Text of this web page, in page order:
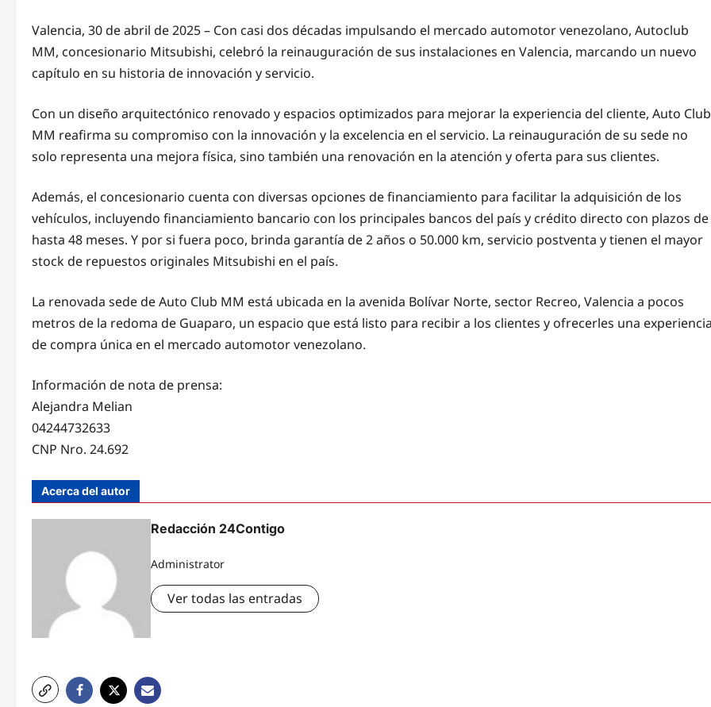
Valencia, 30 de abril de 2025 – Con casi dos décadas impulsando el mercado automotor venezolano, Autoclub
MM, concesionario Mitsubishi, celebró la reinauguración de sus instalaciones en Valencia, marcando un nuevo
capítulo en su historia de innovación y servicio.
Con un diseño arquitectónico renovado y espacios optimizados para mejorar la experiencia del cliente, Auto Club
MM reafirma su compromiso con la innovación y la excelencia en el servicio. La reinauguración de su sede no
solo representa una mejora física, sino también una renovación en la atención y oferta para sus clientes.
Además, el concesionario cuenta con diversas opciones de financiamiento para facilitar la adquisición de los
vehículos, incluyendo financiamiento bancario con los principales bancos del país y crédito directo con plazos de
hasta 48 meses. Y por si fuera poco, brinda garantía de 2 años o 50.000 km, servicio postventa y tienen el mayor
stock de repuestos originales Mitsubishi en el país.
La renovada sede de Auto Club MM está ubicada en la avenida Bolívar Norte, sector Recreo, Valencia a pocos
metros de la redoma de Guaparo, un espacio que está listo para recibir a los clientes y ofrecerles una
de compra única en el mercado automotor venezolano.
Información de nota de prensa:
Alejandra Melian
04244732633
CNP Nro. 24.692
Acerca del autor
Redacción 24Contigo
Administrator
Ver todas las entradas